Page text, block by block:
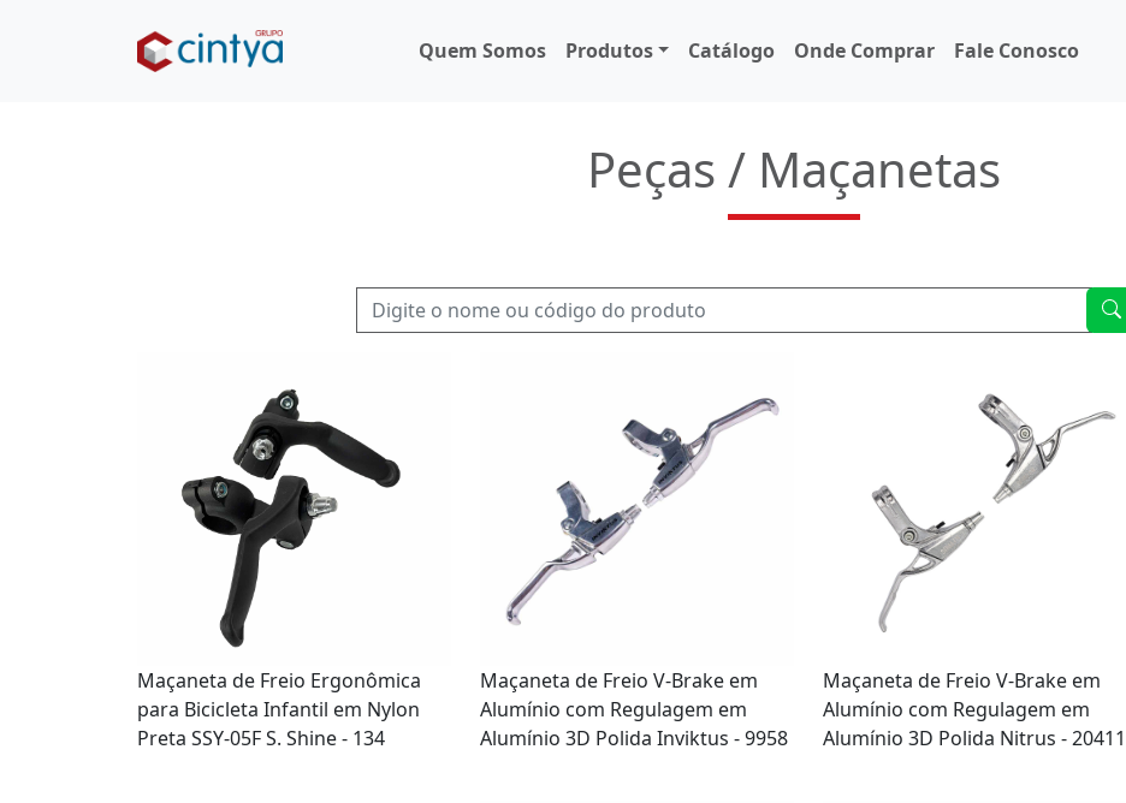
Quem Somos Produtos Catálogo Onde Comprar Fale Conosco
Peças / Maçanetas
Maçaneta de Freio Ergonômica
para Bicicleta Infantil em Nylon
Preta SSY-05F S. Shine - 134
Maçaneta de Freio V-Brake em
Alumínio com Regulagem em
Alumínio 3D Polida Inviktus - 9958
Maçaneta de Freio V-Brake em
Alumínio com Regulagem em
Alumínio 3D Polida Nitrus - 20411